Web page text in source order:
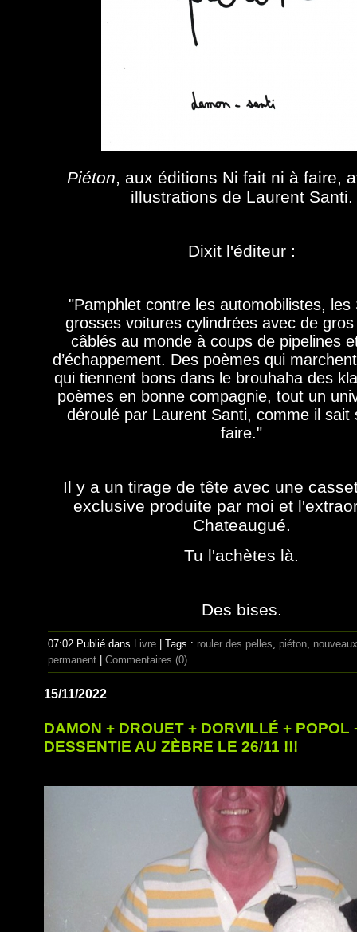
Piéton, aux éditions Ni fait ni à faire,
illustrations de Laurent Santi.
Dixit l'éditeur :
"Pamphlet contre les automobilistes, les
grosses voitures cylindrées avec de
câblés au monde à coups de pipelines
d’échappement. Des poèmes qui
qui tiennent bons dans le brouhaha des
poèmes en bonne compagnie, tout un
déroulé par Laurent Santi, comme il sait
faire."
Il y a un tirage de tête avec une
exclusive produite par moi et
Chateaugué.
Tu l'achètes là.
Des bises.
07:02 Publié dans Livre | Tags : rouler des pelles, piéton,
permanent
Commentaires (0)
15/11/2022
DAMON + DROUET + DORVILLÉ + POPOL
DESSENTIE AU ZÈBRE LE 26/11 !!!